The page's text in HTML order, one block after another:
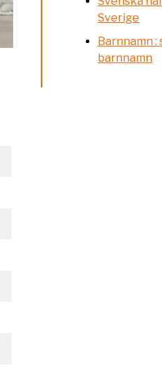
Sverige
Barnnamn :
barnnamn